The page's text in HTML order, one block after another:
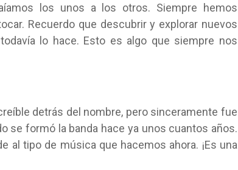
los unos a los otros. Siempre hemos
Recuerdo que descubrir y explorar nuevos
lo hace. Esto es algo que siempre nos
detrás del nombre, pero sinceramente fue
se formó la banda hace ya unos cuantos años.
al tipo de música que hacemos ahora. ¡Es una